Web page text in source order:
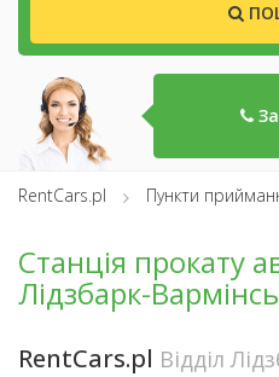
RentCars.pl Пункти
Станція прокату
Лідзбарк-
RentCars.pl Відділ